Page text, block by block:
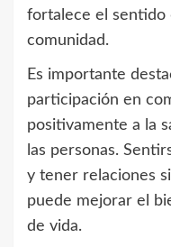
fortalece el sentido
comunidad.
Es importante
participación en
positivamente a la
las personas.
y tener relaciones
puede mejorar el
de vida.